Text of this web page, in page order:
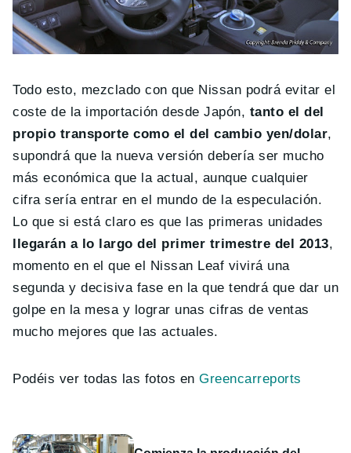
Todo esto, mezclado con que Nissan podrá evitar el
coste de la importación desde Japón, tanto el del
propio transporte como el del cambio yen/dolar,
supondrá que la nueva versión debería ser mucho
más económica que la actual, aunque cualquier
cifra sería entrar en el mundo de la especulación.
Lo que si está claro es que las primeras unidades
llegarán a lo largo del primer trimestre del 2013,
momento en el que el Nissan Leaf vivirá una
segunda y decisiva fase en la que tendrá que dar un
golpe en la mesa y lograr unas cifras de ventas
mucho mejores que las actuales.
Podéis ver todas las fotos enGreencarreports